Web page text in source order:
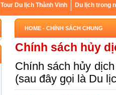
Tour Du lịch Thành Vinh Du lịch trong
HOME- CHÍNH SÁCH CHUNG
Chính sách hủy
Chính sách hủy
(sau đây gọi là Du